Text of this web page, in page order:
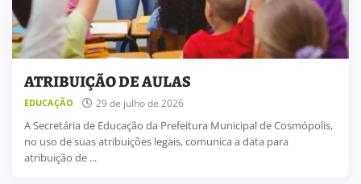
ATRIBUIÇÃO DE AULAS
EDUCAÇÃO 29 de julho de 2026
A Secretária de Educação da Prefeitura Municipal de Cosmópolis,
no uso de suas atribuições legais, comunica a data para
atribuição de ...